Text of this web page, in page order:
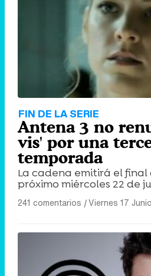
FIN DE LA SERIE
Antena 3 no
vis' por una
temporada
La cadena emitirá el
próximo miércoles 22 de
241 comentarios |Viernes 17